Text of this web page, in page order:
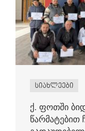
სიახლეები
ქ. ფოთში
წარმატებით